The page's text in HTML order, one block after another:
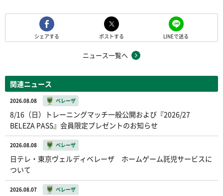
シェアする ポストする LINEで送る
ニュース一覧へ
関連ニュース
2026.08.08 ベレーザ
8/16（日）トレーニングマッチ一般公開および『2026/27
BELEZA PASS』会員限定プレゼントのお知らせ
2026.08.08 ベレーザ
日テレ・東京ヴェルディベレーザ ホームゲーム託児サービスに
ついて
2026.08.07 ベレーザ